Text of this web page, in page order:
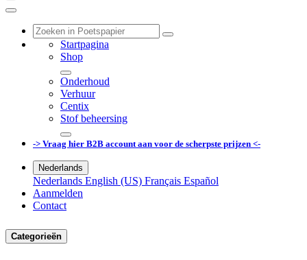
Startpagina
Shop
Onderhoud
Verhuur
Centix
Stof beheersing
-> Vraag hier B2B account aan voor de scherpste prijzen <-
Nederlands
Nederlands English (US) Français Español
Aanmelden
Contact
Categorieën